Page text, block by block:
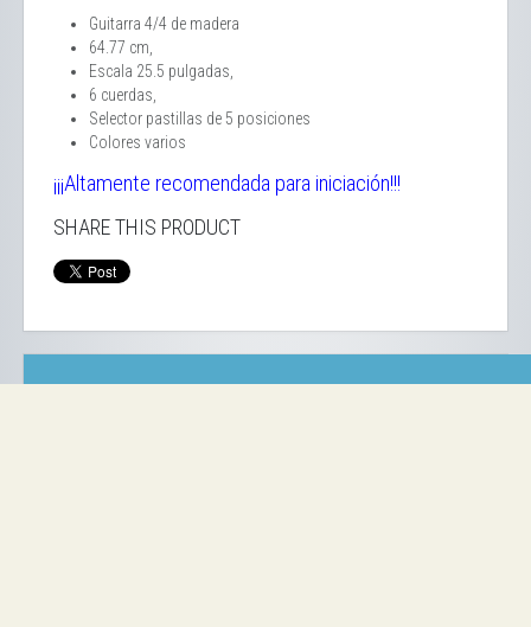
Guitarra 4/4 de madera
64.77 cm,
Escala 25.5 pulgadas,
6 cuerdas,
Selector pastillas de 5 posiciones
Colores varios
¡¡¡Altamente recomendada para iniciación!!!
SHARE THIS PRODUCT